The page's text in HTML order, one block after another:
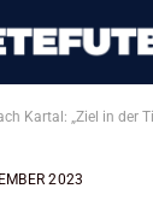
in der Titel im Europapokal“ –
2023